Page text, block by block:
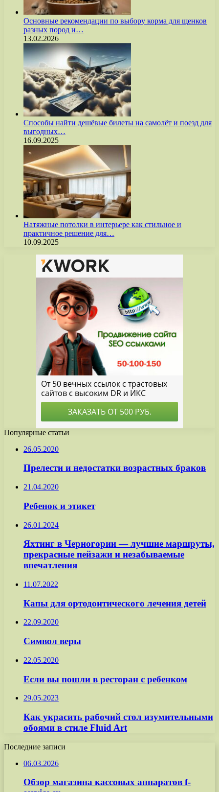
Основные рекомендации по выбору корма для щенков
разных пород и…
13.02.2026
Способы найти дешёвые билеты на самолёт и поезд для
выгодных…
16.09.2025
Натяжные потолки в интерьере как стильное и
практичное решение для…
10.09.2025
Популярные статьи
26.05.2020
Прелести и недостатки возрастных браков
21.04.2020
Ребенок и этикет
26.01.2024
Яхтинг в Черногории — лучшие маршруты,
прекрасные пейзажи и незабываемые
впечатления
11.07.2022
Капы для ортодонтического лечения детей
22.09.2020
Символ веры
22.05.2020
Если вы пошли в ресторан с ребенком
29.05.2023
Как украсить рабочий стол изумительными
обоями в стиле Fluid Art
Последние записи
06.03.2026
Обзор магазина кассовых аппаратов f-